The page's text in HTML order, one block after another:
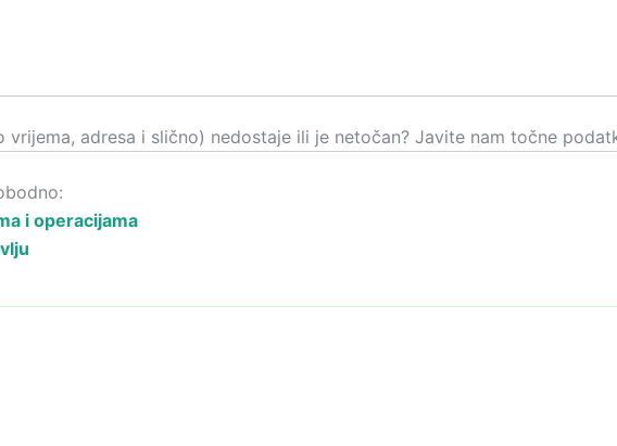
adresa i slično) nedostaje ili je netočan? Javite nam točne
i operacijama